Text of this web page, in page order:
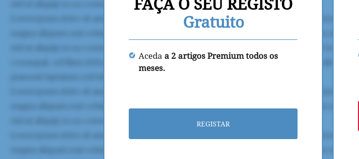
Gratuito
Aceda a 2 artigos Premium todos os
meses.
REGISTAR